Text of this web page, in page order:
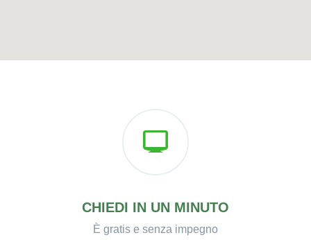
CHIEDI IN UN MINUTO
È gratis e senza impegno